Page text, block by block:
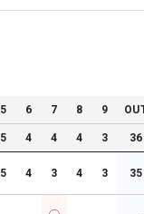
5 6 7 8 9
5 4 4 4 3 36
5 4 3 4 3 35